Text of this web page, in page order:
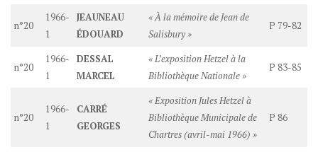
n°20
1966-
1
JEAUNEAU
ÉDOUARD
« À la mémoire de Jean de
Salisbury »
P 79-82
n°20
1966-
1
DESSAL
MARCEL
« L’exposition Hetzel à la
Bibliothèque Nationale »
P 83-85
n°20
1966-
1
CARRÉ
GEORGES
« Exposition Jules Hetzel à
Bibliothèque Municipale de
Chartres (avril-mai 1966) »
P 86